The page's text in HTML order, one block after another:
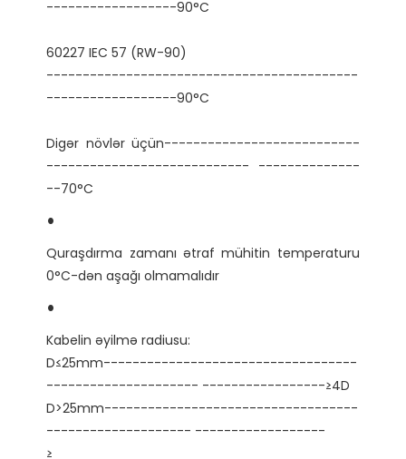
-------------------------------------------
Digər növlər üçün---------------------------
---------------------------- --------------
Quraşdırma zamanı ətraf mühitin temperaturu
Kabelin əyilmə radiusu:
D≤25mm-----------------------------------
--------------------- -----------------≥4D
D>25mm-----------------------------------